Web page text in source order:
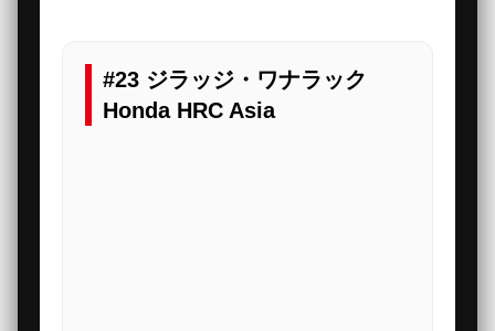
#23 ジラッジ・ワナラック
Honda HRC Asia